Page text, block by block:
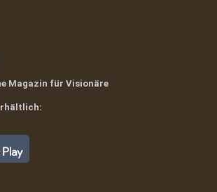
Magazin für Visionäre